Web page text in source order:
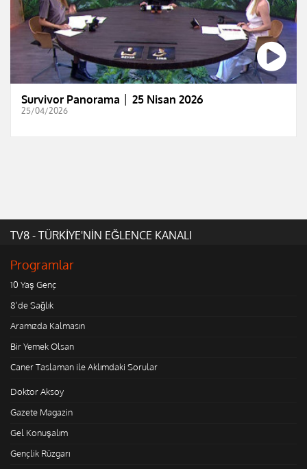
Survivor Panorama │ 25 Nisan 2026
25/04/2026
TV8 - TÜRKİYE'NİN EĞLENCE KANALI
Programlar
10 Yaş Genç
8'de Sağlık
Aramızda Kalmasın
Bir Yemek Olsan
Caner Taslaman ile Aklımdaki Sorular
Doktor Aksoy
Gazete Magazin
Gel Konuşalım
Gençlik Rüzgarı